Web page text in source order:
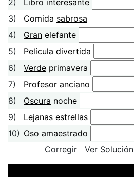
3)
Comida sabrosa
4)
Gran elefante
5)
Película divertida
6)
Verde primavera
7)
Profesor anciano
8)
Oscura noche
9)
Lejanas estrellas
10) Oso amaestrado
Corregir
Ver Solución